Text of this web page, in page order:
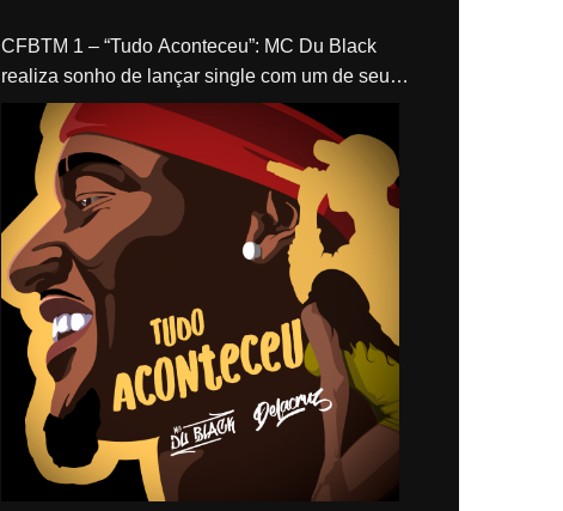
CFBTM 1 – “Tudo Aconteceu”: MC Du Black
realiza sonho de lançar single com um de seus
ídolos, Delacruz